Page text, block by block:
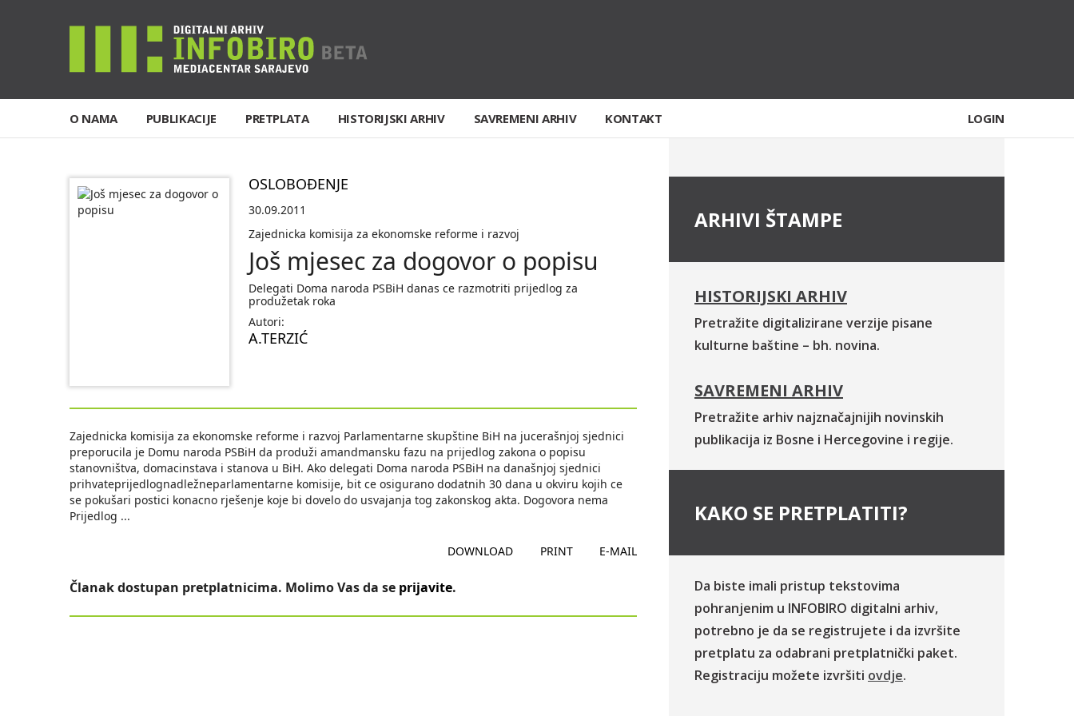
O NAMA PUBLIKACIJE PRETPLATA HISTORIJSKI ARHIV SAVREMENI ARHIV KONTAKT LOGIN
OSLOBOĐENJE
30.09.2011
Zajednicka komisija za ekonomske reforme i razvoj
Još mjesec za dogovor o popisu
Delegati Doma naroda PSBiH danas ce razmotriti prijedlog za
produžetak roka
Autori:
A.TERZIĆ
Zajednicka komisija za ekonomske reforme i razvoj Parlamentarne skupštine BiH na jucerašnjoj sjednici
preporucila je Domu naroda PSBiH da produži amandmansku fazu na prijedlog zakona o popisu
stanovništva, domacinstava i stanova u BiH. Ako delegati Doma naroda PSBiH na današnjoj sjednici
prihvateprijedlognadležneparlamentarne komisije, bit ce osigurano dodatnih 30 dana u okviru kojih ce
se pokušari postici konacno rješenje koje bi dovelo do usvajanja tog zakonskog akta. Dogovora nema
Prijedlog ...
DOWNLOAD PRINT E-MAIL
Članak dostupan pretplatnicima. Molimo Vas da se prijavite.
ARHIVI ŠTAMPE
HISTORIJSKI ARHIV
Pretražite digitalizirane verzije pisane
kulturne baštine – bh. novina.
SAVREMENI ARHIV
Pretražite arhiv najznačajnijih novinskih
publikacija iz Bosne i Hercegovine i regije.
KAKO SE PRETPLATITI?
Da biste imali pristup tekstovima
pohranjenim u INFOBIRO digitalni arhiv,
potrebno je da se registrujete i da izvršite
pretplatu za odabrani pretplatnički paket.
Registraciju možete izvršiti ovdje.